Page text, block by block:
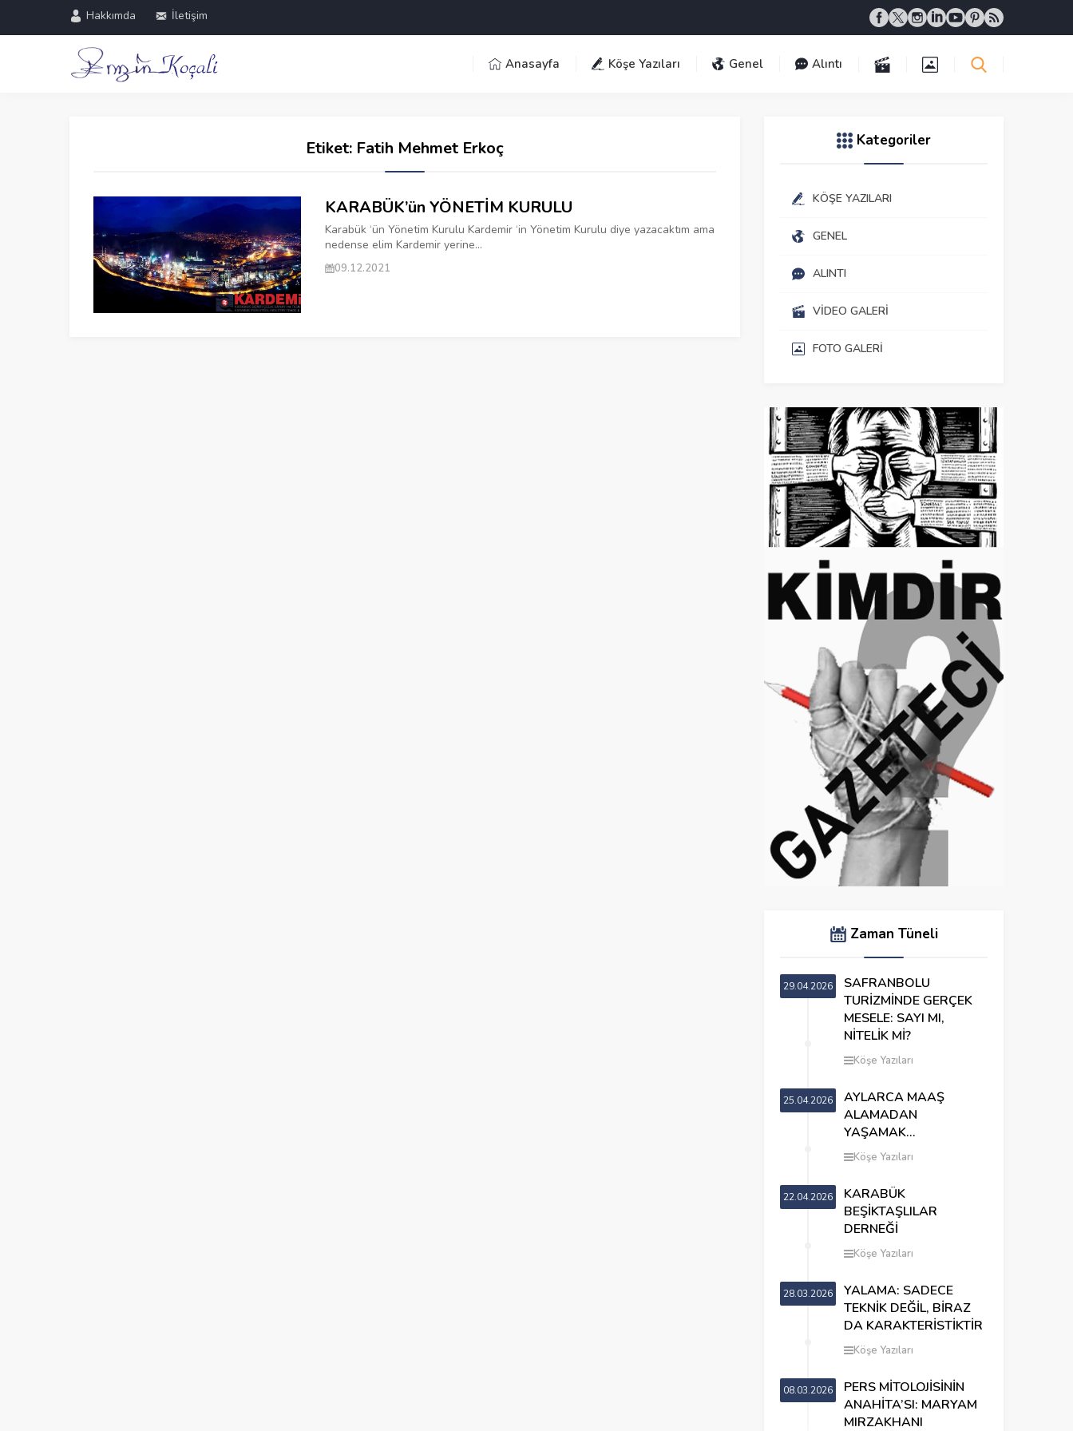
Hakkımda İletişim
Anasayfa Köşe Yazıları Genel Alıntı
Etiket: Fatih Mehmet Erkoç
KARABÜK’ün YÖNETİM KURULU
Karabük ‘ün Yönetim Kurulu Kardemir ‘in Yönetim Kurulu diye yazacaktım ama
nedense elim Kardemir yerine...
09.12.2021
Kategoriler
KÖŞE YAZILARI
GENEL
ALINTI
VIDEO GALERI
FOTO GALERI
Zaman Tüneli
29.04.2026
SAFRANBOLU
TURİZMİNDE GERÇEK
MESELE: SAYI MI,
NİTELİK Mİ?
Köşe Yazıları
25.04.2026
AYLARCA MAAŞ
ALAMADAN
YAŞAMAK…
Köşe Yazıları
22.04.2026
KARABÜK
BEŞİKTAŞLILAR
DERNEĞİ
Köşe Yazıları
28.03.2026
YALAMA: SADECE
TEKNİK DEĞİL, BİRAZ
DA KARAKTERİSTİKTİR
Köşe Yazıları
08.03.2026
PERS MİTOLOJİSİNİN
ANAHİTA’SI: MARYAM
MIRZAKHANI